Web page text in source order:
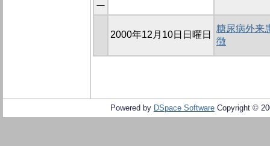
ー
2000年12月10日日曜日
糖尿病外来
徴
Powered by DSpace Software Copyright ©